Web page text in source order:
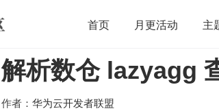
首页 月更活动 主
开源 架构 OpenHarmony
团队管理
解析数仓 lazyagg
作者： 华为云开发者联盟